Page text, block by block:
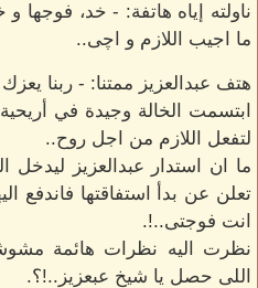
ناولته إياه هاتفة: - خد، فوجها و
ما اجيب اللازم و اچى..
هتف عبدالعزيز ممتنا: - ربنا
ابتسمت الخالة وجيدة في
لتفعل اللازم من اجل روح..
ما ان استدار عبدالعزيز
تعلن عن بدأ استفاقتها فاندفع
انت فوجتى..!.
نظرت اليه نظرات هائمة
اللى حصل يا شيخ عبعزيز..!؟.